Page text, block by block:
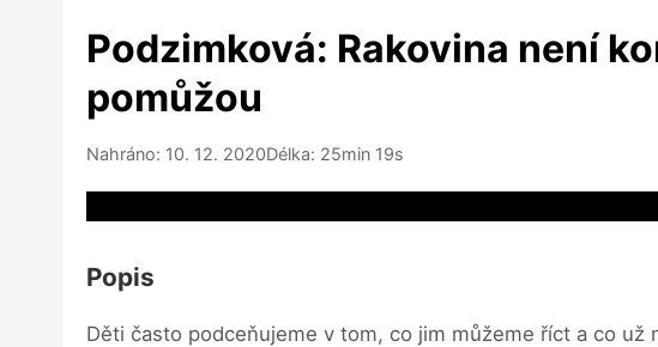
Podzimková: Rakovina není
pomůžou
Nahráno: 10. 12. 2020Délka: 25min 19s
Popis
Děti často podceňujeme v tom, co jim můžeme říct a co